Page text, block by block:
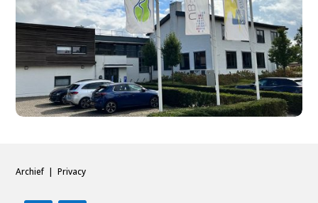
Archief |Privacy